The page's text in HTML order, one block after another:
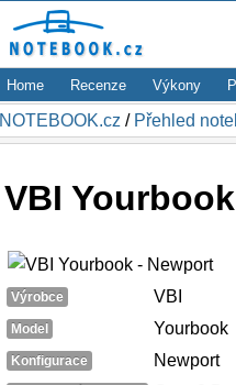
Home Recenze Výkony
NOTEBOOK.cz / Přehled
VBI
Výrobce VBI
Model Yourbook
Konfigurace Newport